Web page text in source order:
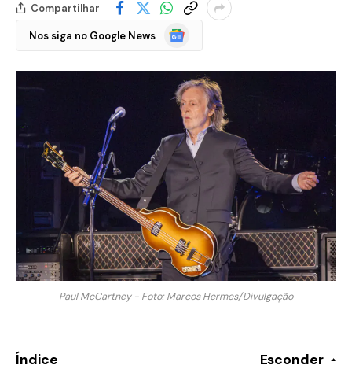
Compartilhar
Nos siga no Google News
Google
Notícias
Paul McCartney - Foto: Marcos Hermes/Divulgação
Índice Esconder